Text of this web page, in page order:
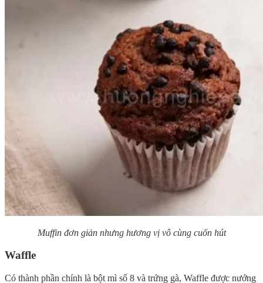
Muffin đơn giản nhưng hương vị vô cùng cuốn hút
Waffle
Có thành phần chính là bột mì số 8 và trứng gà, Waffle được nướng